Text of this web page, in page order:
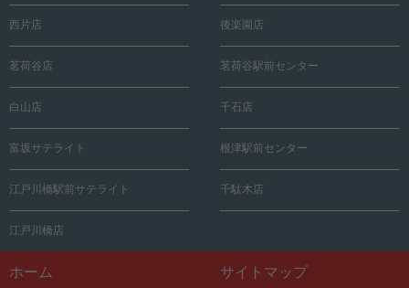
西片店 後楽園店
茗荷谷店 茗荷谷駅前センター
白山店 千石店
富坂サテライト 根津駅前センター
江戸川橋駅前サテライト 千駄木店
江戸川橋店
ホーム サイトマップ